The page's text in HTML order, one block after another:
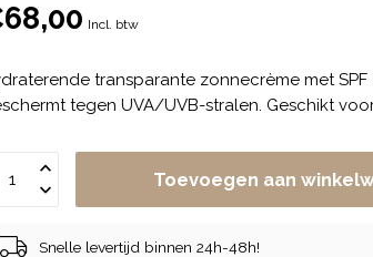
Incl. btw
transparante zonnecrème met
tegen UVA/UVB-stralen. Geschikt
Toevoegen aan
Snelle levertijd binnen 24h-48h!